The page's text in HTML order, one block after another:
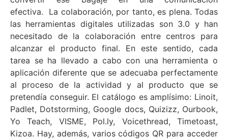
efectiva. La colaboración, por tanto, es plena. Todas
las herramientas digitales utilizadas son 3.0 y han
necesitado de la colaboración entre centros para
alcanzar el producto final. En este sentido, cada
tarea se ha llevado a cabo con una herramienta o
aplicación diferente que se adecuaba perfectamente
al proceso de la actividad y al producto que se
pretendía conseguir. El catálogo es amplísimo: Linoit,
Padlet, Dotstorming, Google docs, Quizizz, Ourbook,
Yo Teach, VISME, Pol.ly, Voicethread, Timetoast,
Kizoa. Hay, además, varios códigos QR para acceder